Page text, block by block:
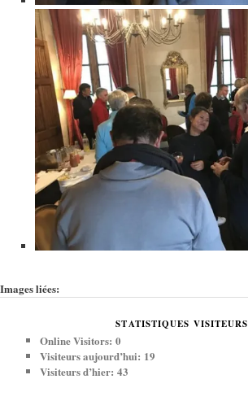
Images liées:
STATISTIQUES VISITEURS
Online Visitors:0
Visiteurs aujourd’hui: 19
Visiteurs d’hier:43